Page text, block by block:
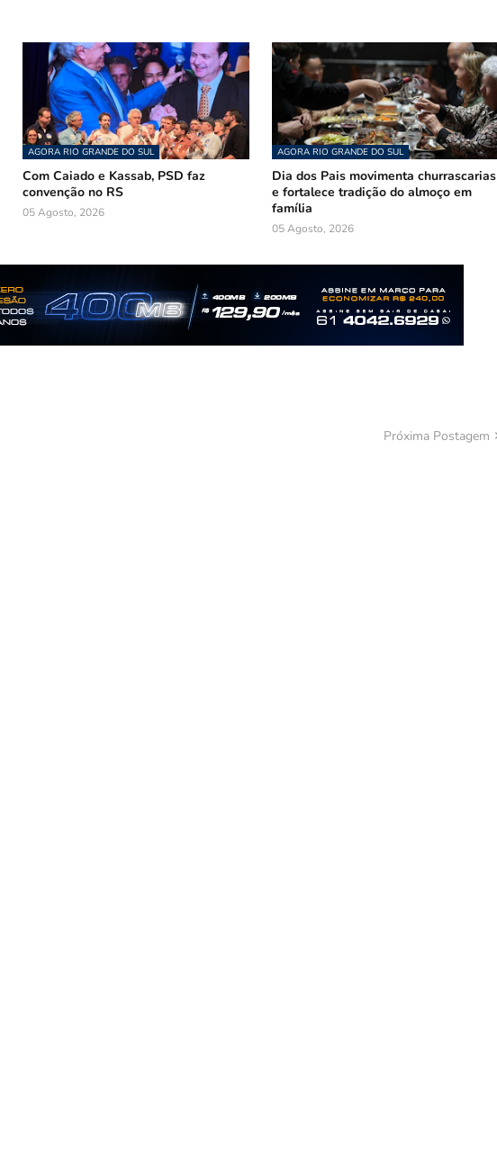
AGORA RIO GRANDE DO SUL
Com Caiado e Kassab, PSD faz
convenção no RS
05 Agosto, 2026
AGORA RIO GRANDE DO SUL
Dia dos Pais movimenta churrascarias
e fortalece tradição do almoço em
família
05 Agosto, 2026
Próxima Postagem